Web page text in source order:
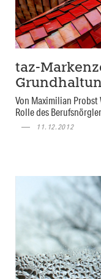
taz-
Von Maximilian
Rolle des
11.12.2012